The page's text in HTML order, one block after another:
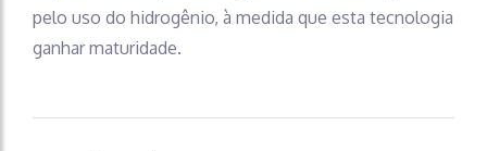
pelo uso do hidrogênio, à medida que esta tecnologia
ganhar maturidade.